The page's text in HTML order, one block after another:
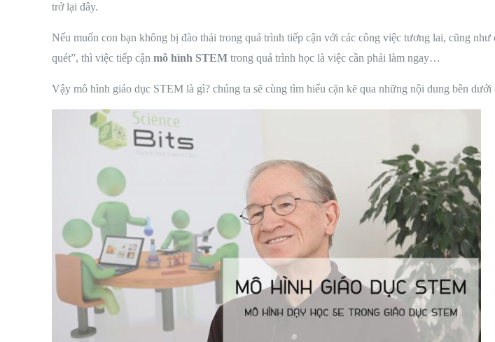
trở lại đây.
Nếu muốn con bạn không bị đào thải trong quá trình tiếp cận với các công việc tương lai, cũng
quét”, thì việc tiếp cậnmô hình STEM trong quá trình học là việc cần phải làm ngay…
Vậy mô hình giáo dục STEM là gì? chúng ta sẽ cùng tìm hiểu cặn kẽ qua những nội dung bên dưới